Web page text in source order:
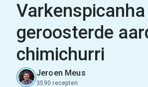
geroosterde
chimichurri
Jeroen Meus
3590 recepten